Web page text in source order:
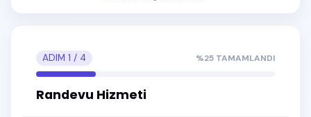
ADIM 1 / 4 %25 TAMAMLANDI
Randevu Hizmeti